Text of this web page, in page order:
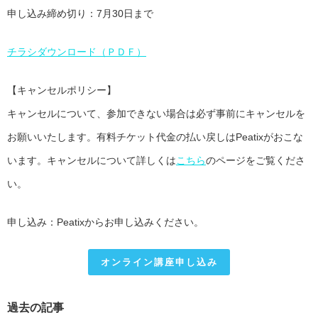
申し込み締め切り：7月30日まで
チラシダウンロード（ＰＤＦ）
【キャンセルポリシー】
キャンセルについて、参加できない場合は必ず事前にキャンセルを
お願いいたします。有料チケット代金の払い戻しはPeatixがおこな
います。キャンセルについて詳しくはこちらのページをご覧くださ
い。
申し込み：Peatixからお申し込みください。
オンライン講座申し込み
過去の記事